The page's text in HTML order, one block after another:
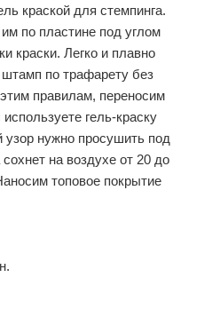
краской для стемпинга.
по пластине под углом
краски. Легко и плавно
по трафарету без
правилам, переносим
гель-краску
узор нужно просушить под
на воздухе от 20 до
топовое покрытие